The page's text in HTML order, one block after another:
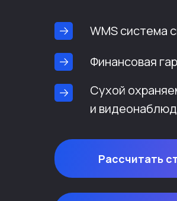
WMS система
Финансовая
Сухой
и
Рассчитать